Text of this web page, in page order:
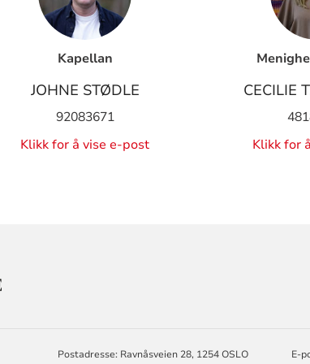
Kapellan
JOHNE STØDLE
92083671
Klikk for å vise e-post
CECILIE
Klikk for
KONTAKTINFORMASJON
Postadresse: Ravnåsveien 28, 1254 OSLO E-